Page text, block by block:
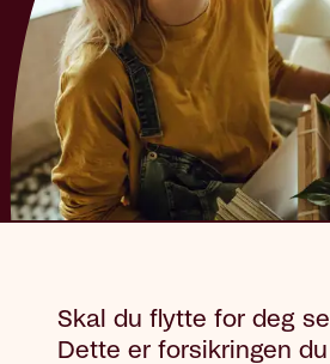
Skal du flytte for deg
Dette er forsikringen